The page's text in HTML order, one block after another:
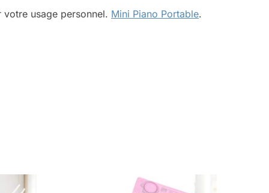
usage personnel. Mini Piano Portable.